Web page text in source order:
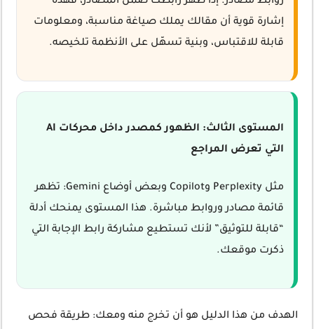
إشارة قوية أن مقالك يملك صياغة مناسبة، ومعلومات
قابلة للاقتباس، وبنية تسهّل على الأنظمة تلخيصه.
المستوى الثالث: الظهور كمصدر داخل محركات AI
التي تعرض المراجع
مثل Perplexity وCopilot وبعض أوضاع Gemini: تظهر
قائمة مصادر وروابط مباشرة. هذا المستوى يمنحك أدلة
“قابلة للتوثيق” لأنك تستطيع مشاركة رابط الإجابة التي
ذكرت موقعك.
الهدف من هذا الدليل هو أن تخرج منه ومعك: طريقة فحص